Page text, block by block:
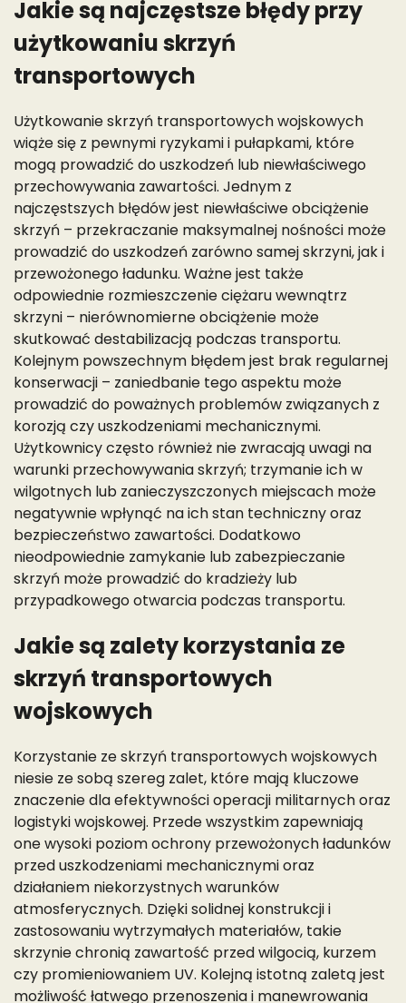
Jakie są najczęstsze błędy przy
użytkowaniu skrzyń
transportowych
Użytkowanie skrzyń transportowych wojskowych
wiąże się z pewnymi ryzykami i pułapkami, które
mogą prowadzić do uszkodzeń lub niewłaściwego
przechowywania zawartości. Jednym z
najczęstszych błędów jest niewłaściwe obciążenie
skrzyń – przekraczanie maksymalnej nośności może
prowadzić do uszkodzeń zarówno samej skrzyni, jak i
przewożonego ładunku. Ważne jest także
odpowiednie rozmieszczenie ciężaru wewnątrz
skrzyni – nierównomierne obciążenie może
skutkować destabilizacją podczas transportu.
Kolejnym powszechnym błędem jest brak regularnej
konserwacji – zaniedbanie tego aspektu może
prowadzić do poważnych problemów związanych z
korozją czy uszkodzeniami mechanicznymi.
Użytkownicy często również nie zwracają uwagi na
warunki przechowywania skrzyń; trzymanie ich w
wilgotnych lub zanieczyszczonych miejscach może
negatywnie wpłynąć na ich stan techniczny oraz
bezpieczeństwo zawartości. Dodatkowo
nieodpowiednie zamykanie lub zabezpieczanie
skrzyń może prowadzić do kradzieży lub
przypadkowego otwarcia podczas transportu.
Jakie są zalety korzystania ze
skrzyń transportowych
wojskowych
Korzystanie ze skrzyń transportowych wojskowych
niesie ze sobą szereg zalet, które mają kluczowe
znaczenie dla efektywności operacji militarnych oraz
logistyki wojskowej. Przede wszystkim zapewniają
one wysoki poziom ochrony przewożonych ładunków
przed uszkodzeniami mechanicznymi oraz
działaniem niekorzystnych warunków
atmosferycznych. Dzięki solidnej konstrukcji i
zastosowaniu wytrzymałych materiałów, takie
skrzynie chronią zawartość przed wilgocią, kurzem
czy promieniowaniem UV. Kolejną istotną zaletą jest
możliwość łatwego przenoszenia i manewrowania